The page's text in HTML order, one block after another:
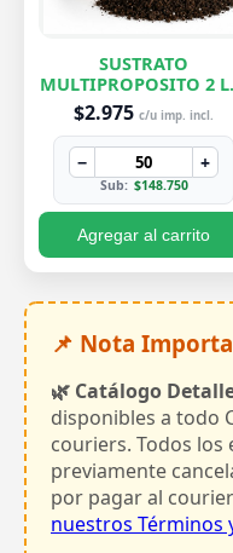
SUSTRATO
MULTIPROPOSITO 2
ROELPLANT
$2.975 c/u imp. incl.
− +
Sub: $148.750
Agregar al carrito
📌 Nota
🌿 Catálogo
disponibles a todo
couriers. Todos los
previamente
por pagar al
nuestros Términos